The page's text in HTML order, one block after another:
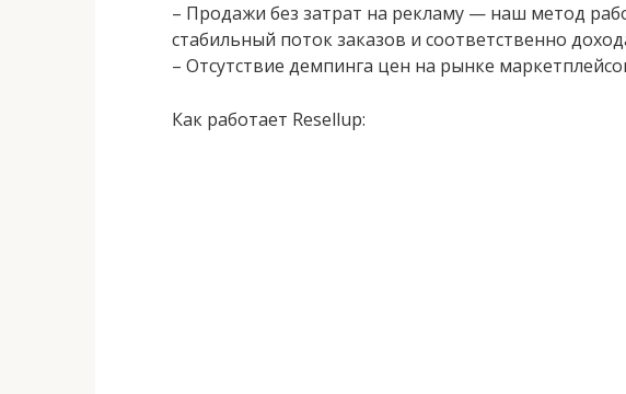
– Продажи без затрат на рекламу — наш метод
стабильный поток заказов и соответственно
– Отсутствие демпинга цен на рынке
Как работает Resellup: